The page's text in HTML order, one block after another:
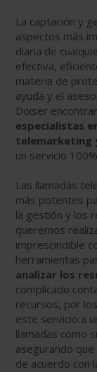
La captación y
aspectos más
diaria de
efectiva,
materia de
ayuda y el
Doiser
especialistas
telemarketing
un servicio
Las llamadas
más potentes
la gestión y los
queremos
imprescindible
herramientas
analizar los
complicado
recursos, por
este servicio a
llamadas como
asegurando
de acuerdo con